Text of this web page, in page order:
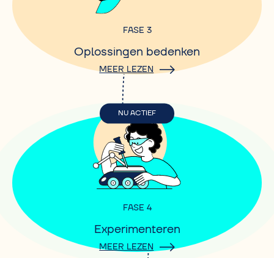
FASE 3
Oplossingen bedenken
MEER LEZEN
NU ACTIEF
FASE 4
Experimenteren
MEER LEZEN